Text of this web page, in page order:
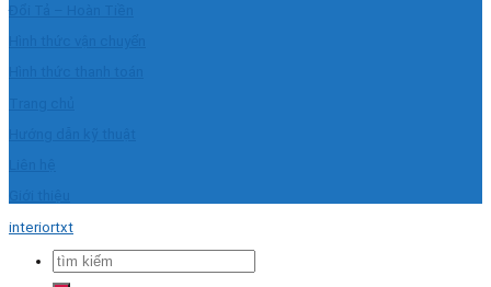
interiortxt
Tìm
kiếm: